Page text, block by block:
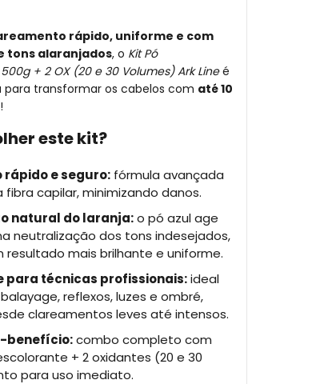
rápido, uniforme e com
tons alaranjados, o Kit Pó
+ 2 OX (20 e 30 Volumes) Ark Lineé
transformar os cabelos com até 10
!
este kit?
e seguro: fórmula avançada
capilar, minimizando danos.
natural do laranja:o pó azul age
neutralização dos tons indesejados,
resultado mais brilhante e uniforme.
para técnicas profissionais:ideal
reflexos, luzes e ombré,
clareamentos leves até intensos.
benefício:combo completo com
+ 2 oxidantes (20 e 30
para uso imediato.